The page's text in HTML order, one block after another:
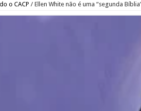
o CACP / Ellen White não é uma “segunda